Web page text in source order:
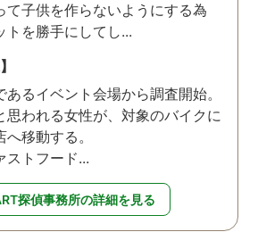
て子供を作らないようにする為
トを勝手にしてし...
るイベント会場から調査開始。
思われる女性が、対象のバイクに
移動する。
ストフード...
探偵事務所の詳細を見る